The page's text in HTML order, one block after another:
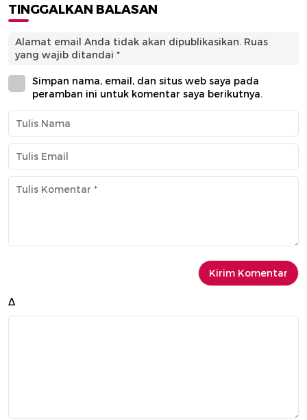
TINGGALKAN BALASAN
Alamat email Anda tidak akan dipublikasikan. Ruas
yang wajib ditandai *
Simpan nama, email, dan situs web saya pada
peramban ini untuk komentar saya berikutnya.
Δ